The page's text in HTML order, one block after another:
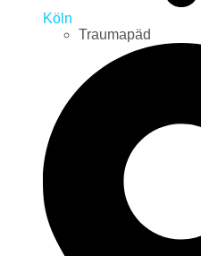
Köln
Traumapäd